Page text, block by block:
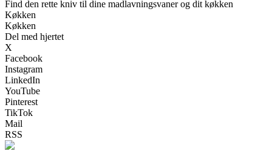
Find den rette kniv til dine madlavningsvaner og dit køkken
Køkken
Køkken
Del med hjertet
X
Facebook
Instagram
LinkedIn
YouTube
Pinterest
TikTok
Mail
RSS